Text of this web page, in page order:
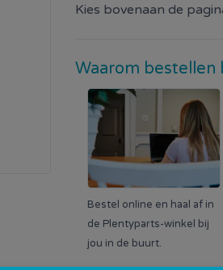
Kies bovenaan de
Waarom bestellen
Bestel online en haal af in
de Plentyparts-winkel bij
jou in de buurt.